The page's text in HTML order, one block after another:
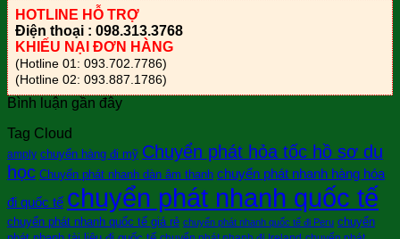
HOTLINE HỖ TRỢ
Điện thoại : 098.313.3768
KHIẾU NẠI ĐƠN HÀNG
(Hotline 01: 093.702.7786)
(Hotline 02: 093.887.1786)
Bình luận gần đây
Tag Cloud
amply chuyển hàng đi mỹ Chuyển phát hỏa tốc hồ sơ du
học Chuyển phát nhanh dàn âm thanh chuyển phát nhanh hàng hóa
đi quốc tế chuyển phát nhanh quốc tế
chuyển phát nhanh quốc tế giá rẻ chuyển phát nhanh quốc tế đi Peru chuyển